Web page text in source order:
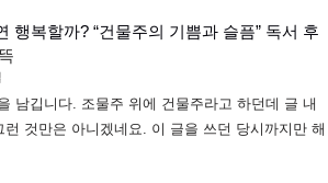
행복할까? “건물주의 기쁨과 슬픔” 독서 후
남깁니다. 조물주 위에 건물주라고 하던데 글 내
런 것만은 아니겠네요. 이 글을 쓰던 당시까지만 해